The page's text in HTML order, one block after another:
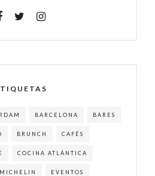
BARCELONA BARES
BRUNCH CAFÉS
COCINA ATLÁNTICA
EVENTOS